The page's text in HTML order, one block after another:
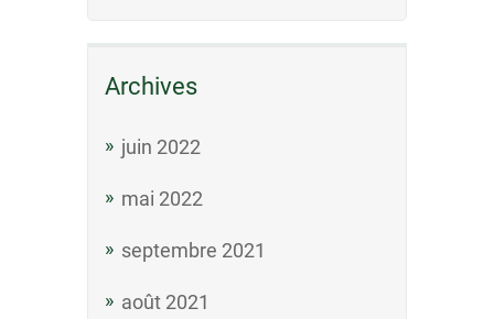
Archives
juin 2022
mai 2022
septembre 2021
août 2021